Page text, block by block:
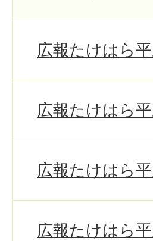
広報たけはら
広報たけはら
広報たけはら
広報たけはら